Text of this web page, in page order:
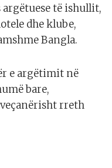
argëtuese të ishullit,
dhe klube,
Bangla.
e argëtimit në
bare,
rreth